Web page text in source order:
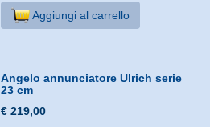
Aggiungi al carrello
Angelo annunciatore Ulrich serie
23 cm
€ 219,00